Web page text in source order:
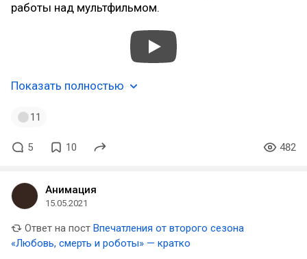
работы над мультфильмом.
Показать полностью
11
5 10 482
Анимация
15.05.2021
Ответ на пост Впечатления от второго сезона
«Любовь, смерть и роботы» — кратко